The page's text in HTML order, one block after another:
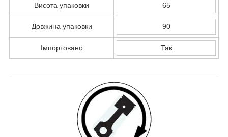
Висота упаковки 65
Довжина упаковки 90
Імпортовано Так